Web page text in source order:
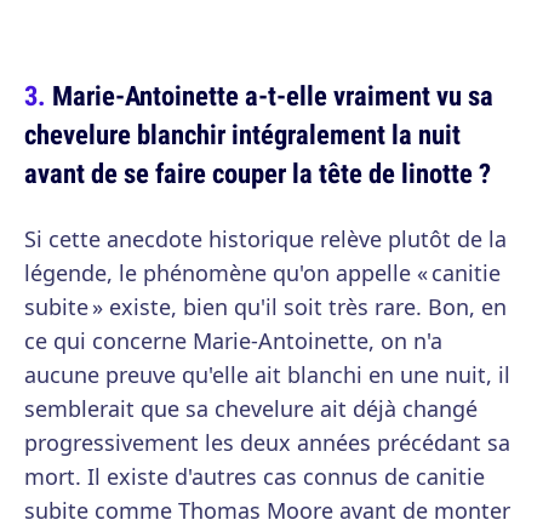
Marie-Antoinette a-t-elle vraiment vu sa
chevelure blanchir intégralement la nuit
avant de se faire couper la tête de linotte ?
Si cette anecdote historique relève plutôt de la
légende, le phénomène qu'on appelle « canitie
subite » existe, bien qu'il soit très rare. Bon, en
ce qui concerne Marie-Antoinette, on n'a
aucune preuve qu'elle ait blanchi en une nuit, il
semblerait que sa chevelure ait déjà changé
progressivement les deux années précédant sa
mort. Il existe d'autres cas connus de canitie
subite comme Thomas Moore avant de monter